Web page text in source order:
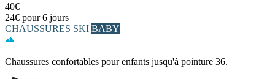
40€
24€ pour 6 jours
CHAUSSURES SKI BABY
Chaussures confortables pour enfants jusqu'à pointure 36.